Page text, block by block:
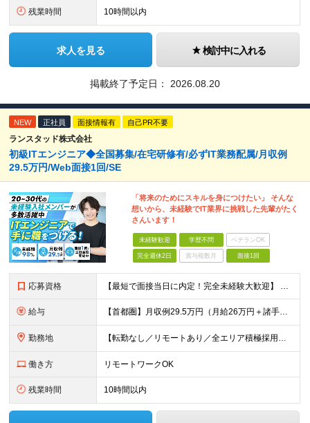
残業時間 10時間以内
求人を見る 検討中に入れる
掲載終了予定日： 2026.08.20
NEW 正社員 面接情報有 自己PR不要
ランスタッド株式会社
初級ITエンジニア◆全国募集/在宅研修有/必ずIT業務配属/月収例
29.5万円/Web面接1回/SE
「将来のためにスキルを身につけたい」 そんな
想いから、未経験でIT業界に挑戦した先輩がたく
さんいます！
未経験歓迎 学歴不問 ベテランOK
完全週休2日 賞与複数月 面接1回
応募資格 【最短で面接当日に内定！完全未経験大歓迎】 ・業種／職種未経験歓迎 ・社会人デビュー、第二新卒、既卒者大歓迎 ・学歴不問（文系、理系不問） ・20代～30代、男女問わず活躍中 ・服装、髪色自由 ・明確
給与 【首都圏】月収例29.5万円（月給26万円＋諸手当） 【東海・関西】月収例28.5万円（月給25万円＋諸手当） 【九州】月収例26万円（月給23万円＋諸手当） ※経験・スキル・前職給与を踏まえ、総合
勤務地 【転勤なし／リモートあり／全エリア積極採用中】 ・大手企業のプロジェクトが中心 ・勤務エリアは希望を考慮し決定 ・研修はリモートメインで実施します ・U&Iターンの方も大歓迎◎ ＜主なエリア＞ ■首
働き方 リモートワークOK
残業時間 10時間以内